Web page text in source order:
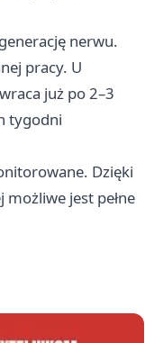
nerwu.
pracy. U
już po 2–3
tygodni
Dzięki
jest pełne